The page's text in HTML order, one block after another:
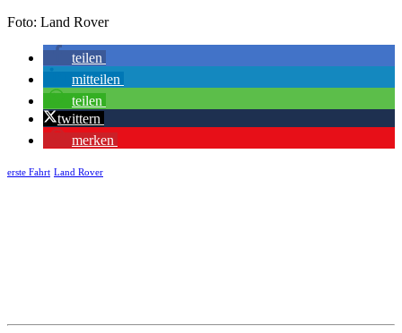
Foto: Land Rover
teilen
mitteilen
teilen
twittern
merken
erste Fahrt Land Rover